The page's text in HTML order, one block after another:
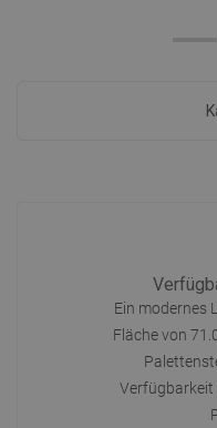
Ein modernes
Fläche von
Verfügbarkeit